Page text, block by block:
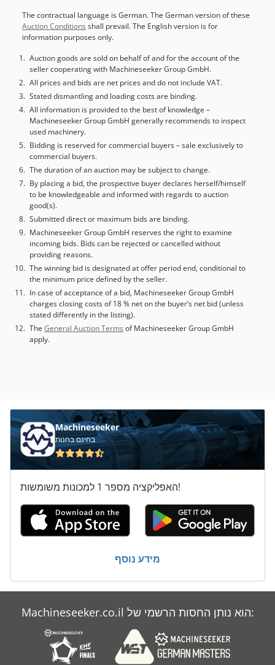
pallets), תא נהג, תאורה ,
The contractual language is German. The German version of these
Auction Conditions shall prevail. The English version is for
information purposes only.
Auction goods are sold on behalf of and for the account of the
seller cooperating with Machineseeker Group GmbH.
All prices and bids are net prices and do not include VAT.
Stated dismantling and loading costs are binding.
All information is provided to the best of knowledge –
Machineseeker Group GmbH generally recommends to inspect
used machinery.
Bidding is reserved for commercial buyers – sale exclusively to
commercial buyers.
The duration of an auction may be subject to change.
By placing a bid, the prospective buyer declares herself/himself
to be knowledgeable and informed with regards to auction
good(s).
Submitted direct or maximum bids are binding.
Machineseeker Group GmbH reserves the right to examine
incoming bids. Bids can be rejected or cancelled without
providing reasons.
The winning bid is designated at offer period end, conditional to
the minimum price defined by the seller.
In case of acceptance of a bid, Machineseeker Group GmbH
charges closing costs of 18 % net on the buyer’s net bid (unless
stated differently in the listing).
The General Auction Terms of Machineseeker Group GmbH
apply.
Machineseeker
בחינם בחנות
האפליקציה מספר 1 למכונות משומשות!
מידע נוסף
Machineseeker.co.il הוא נותן החסות הרשמי של: